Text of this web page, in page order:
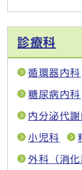
診療科
循環器内科
糖尿病内科
内分泌代
小児科
外科（消化